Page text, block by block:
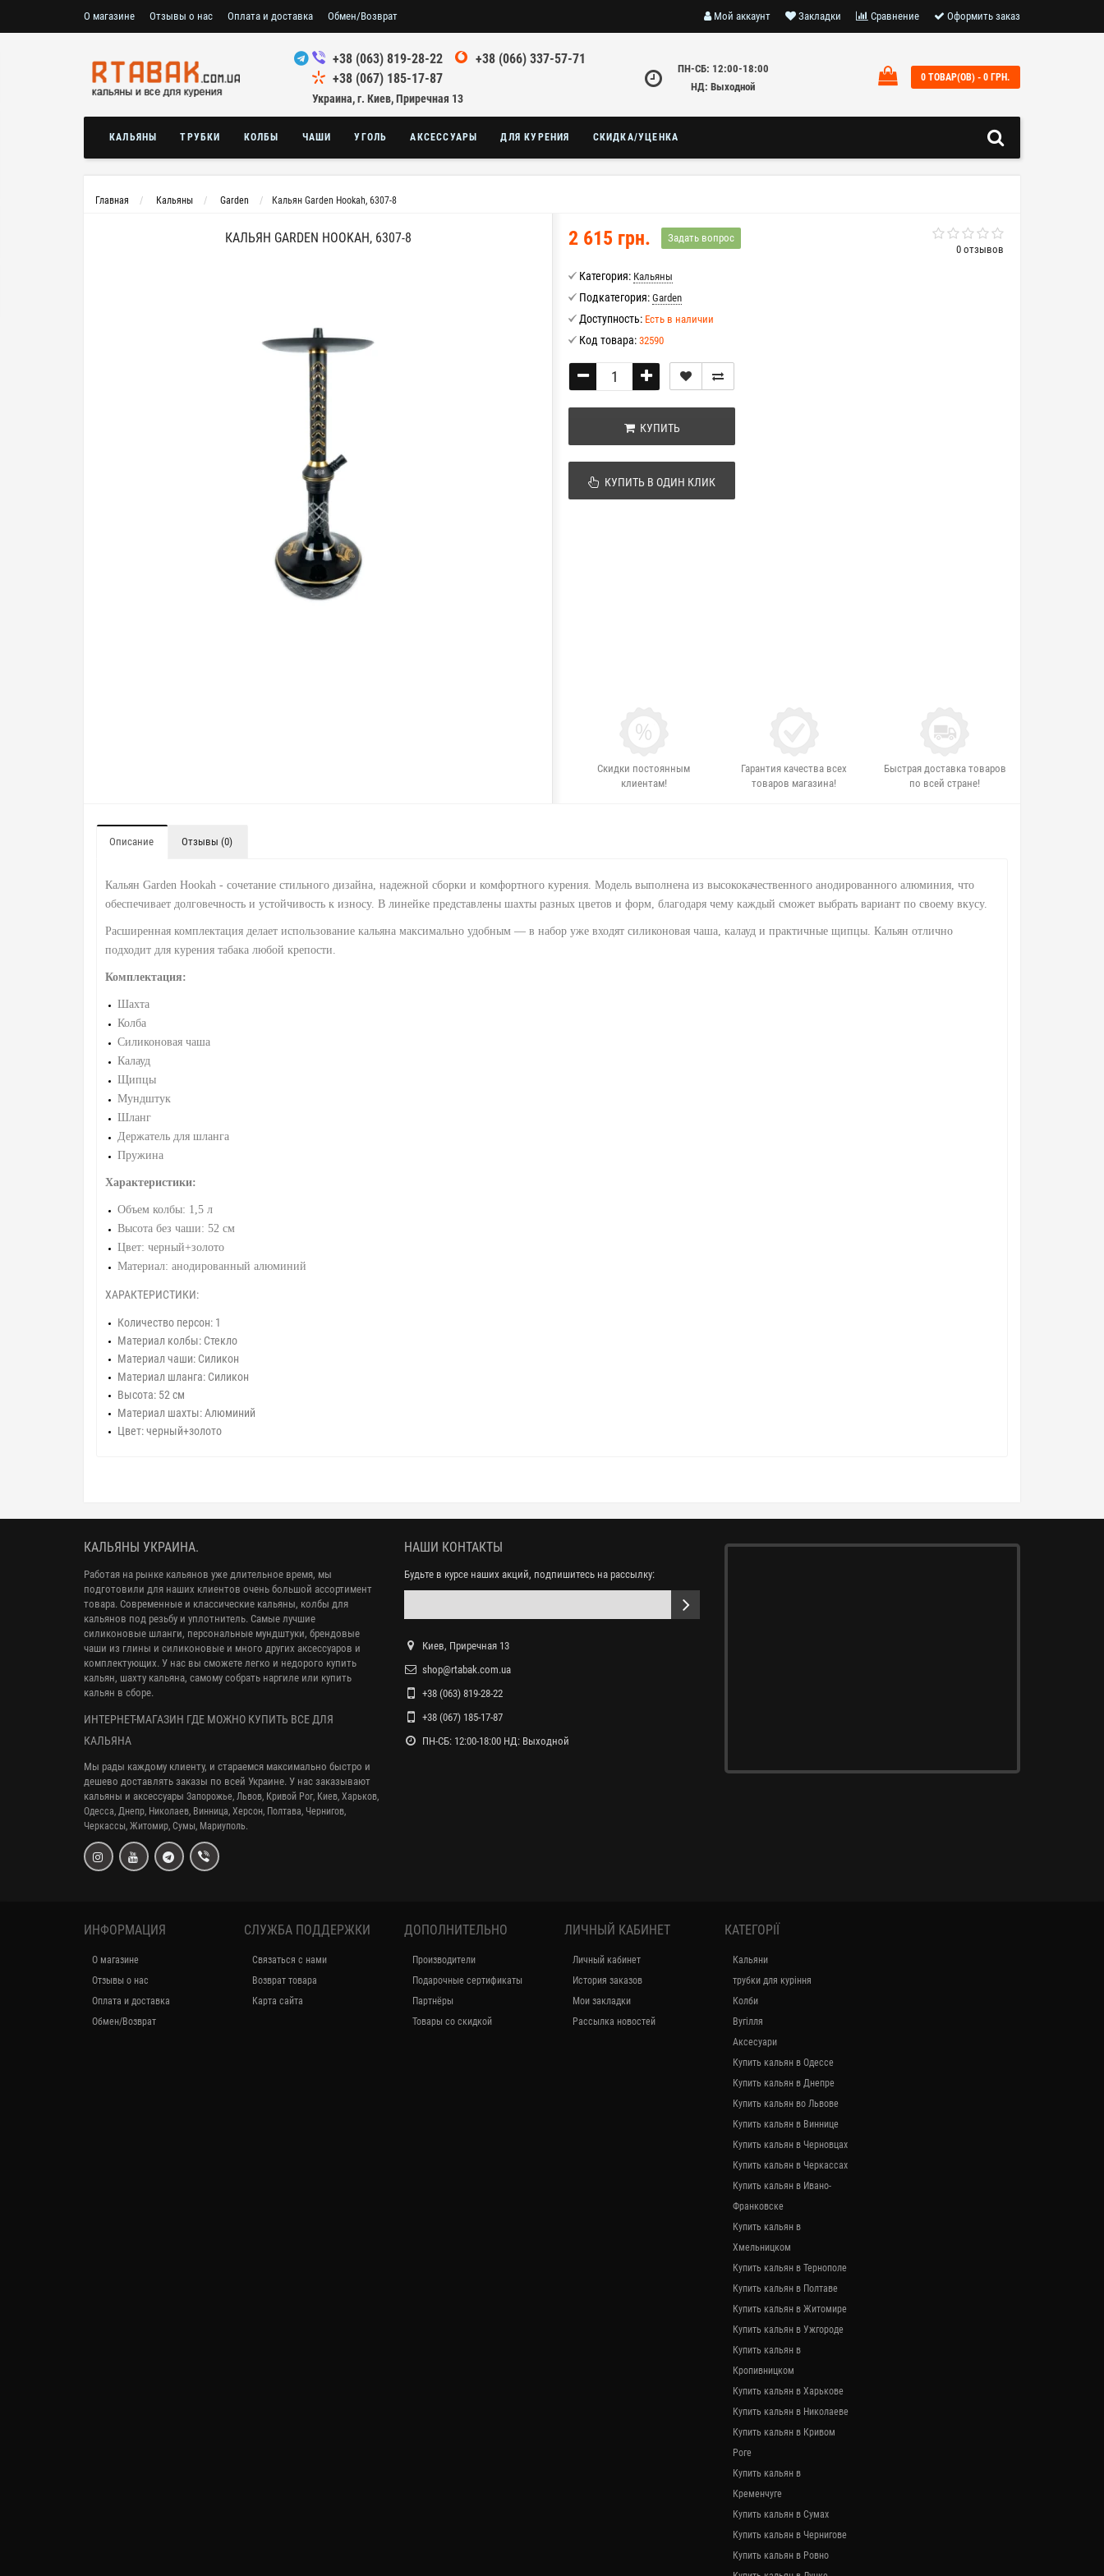
О магазине Отзывы о нас Оплата и доставка Обмен/Возврат Мой аккаунт Закладки Сравнение Оформить заказ
+38 (063) 819-28-22
+38 (066) 337-57-71
+38 (067) 185-17-87
Украина, г. Киев, Приречная 13
ПН-СБ: 12:00-18:00
НД: Выходной
0 ТОВАР(ОВ) - 0 ГРН.
КАЛЬЯНЫ ТРУБКИ КОЛБЫ ЧАШИ УГОЛЬ АКСЕССУАРЫ ДЛЯ КУРЕНИЯ СКИДКА/УЦЕНКА
Главная Кальяны Garden Кальян Garden Hookah, 6307-8
КАЛЬЯН GARDEN HOOKAH, 6307-8
0 отзывов
2 615 грн. Задать вопрос
Категория: Кальяны
Подкатегория: Garden
Доступность: Есть в наличии
Код товара: 32590
КУПИТЬ
КУПИТЬ В ОДИН КЛИК
Скидки постоянным
клиентам!
Гарантия качества всех
товаров магазина!
Быстрая доставка товаров
по всей стране!
Описание Отзывы (0)
Кальян Garden Hookah - сочетание стильного дизайна, надежной сборки и комфортного курения. Модель выполнена из высококачественного анодированного алюминия, что
обеспечивает долговечность и устойчивость к износу. В линейке представлены шахты разных цветов и форм, благодаря чему каждый сможет выбрать вариант по своему вкусу.
Расширенная комплектация делает использование кальяна максимально удобным — в набор уже входят силиконовая чаша, калауд и практичные щипцы. Кальян отлично
подходит для курения табака любой крепости.
Комплектация:
Шахта
Колба
Силиконовая чаша
Калауд
Щипцы
Мундштук
Шланг
Держатель для шланга
Пружина
Характеристики:
Объем колбы: 1,5 л
Высота без чаши: 52 см
Цвет: черный+золото
Материал: анодированный алюминий
ХАРАКТЕРИСТИКИ:
Количество персон: 1
Материал колбы: Стекло
Материал чаши: Силикон
Материал шланга: Силикон
Высота: 52 см
Материал шахты: Алюминий
Цвет: черный+золото
КАЛЬЯНЫ УКРАИНА.
Работая на рынке кальянов уже длительное время, мы
подготовили для наших клиентов очень большой ассортимент
товара. Современные и классические кальяны, колбы для
кальянов под резьбу и уплотнитель. Самые лучшие
силиконовые шланги, персональные мундштуки, брендовые
чаши из глины и силиконовые и много других аксессуаров и
комплектующих. У нас вы сможете легко и недорого купить
кальян, шахту кальяна, самому собрать наргиле или купить
кальян в сборе.
ИНТЕРНЕТ-МАГАЗИН ГДЕ МОЖНО КУПИТЬ ВСЕ ДЛЯ
КАЛЬЯНА
Мы рады каждому клиенту, и стараемся максимально быстро и
дешево доставлять заказы по всей Украине. У нас заказывают
кальяны и аксессуары Запорожье, Львов, Кривой Рог, Киев, Харьков,
Одесса, Днепр, Николаев, Винница, Херсон, Полтава, Чернигов,
Черкассы, Житомир, Сумы, Мариуполь.
НАШИ КОНТАКТЫ
Будьте в курсе наших акций, подпишитесь на рассылку:
Киев, Приречная 13
shop@rtabak.com.ua
+38 (063) 819-28-22
+38 (067) 185-17-87
ПН-СБ: 12:00-18:00 НД: Выходной
ИНФОРМАЦИЯ
О магазине
Отзывы о нас
Оплата и доставка
Обмен/Возврат
СЛУЖБА ПОДДЕРЖКИ
Связаться с нами
Возврат товара
Карта сайта
ДОПОЛНИТЕЛЬНО
Производители
Подарочные сертификаты
Партнёры
Товары со скидкой
ЛИЧНЫЙ КАБИНЕТ
Личный кабинет
История заказов
Мои закладки
Рассылка новостей
КАТЕГОРІЇ
Кальяни
трубки для куріння
Колби
Вугілля
Аксесуари
Купить кальян в Одессе
Купить кальян в Днепре
Купить кальян во Львове
Купить кальян в Виннице
Купить кальян в Черновцах
Купить кальян в Черкассах
Купить кальян в Ивано-
Франковске
Купить кальян в
Хмельницком
Купить кальян в Тернополе
Купить кальян в Полтаве
Купить кальян в Житомире
Купить кальян в Ужгороде
Купить кальян в
Кропивницком
Купить кальян в Харькове
Купить кальян в Николаеве
Купить кальян в Кривом
Роге
Купить кальян в
Кременчуге
Купить кальян в Сумах
Купить кальян в Чернигове
Купить кальян в Ровно